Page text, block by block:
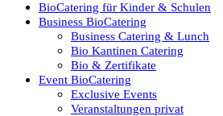
BioCatering für Kinder & Schulen
Business BioCatering
Business Catering & Lunch
Bio Kantinen Catering
Bio & Zertifikate
Event BioCatering
Exclusive Events
Veranstaltungen privat